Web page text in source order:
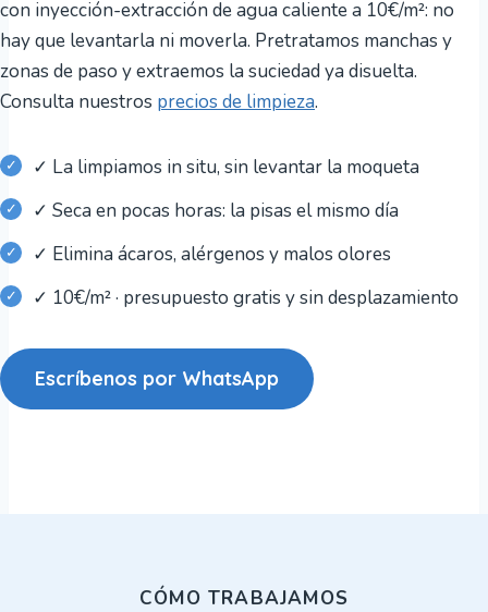
con inyección-extracción de agua caliente a 10€/m²: no
hay que levantarla ni moverla. Pretratamos manchas y
zonas de paso y extraemos la suciedad ya disuelta.
Consulta nuestros precios de limpieza.
✓ La limpiamos in situ, sin levantar la moqueta
✓ Seca en pocas horas: la pisas el mismo día
✓ Elimina ácaros, alérgenos y malos olores
✓ 10€/m² · presupuesto gratis y sin desplazamiento
Escríbenos por WhatsApp
CÓMO TRABAJAMOS